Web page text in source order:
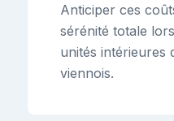
Anticiper ces
sérénité totale
unités intérieures
viennois.